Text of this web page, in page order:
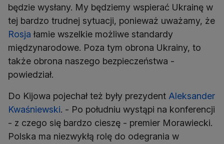
będzie wysłany. My będziemy wspierać Ukrainę w
tej bardzo trudnej sytuacji, ponieważ uważamy, że
Rosja łamie wszelkie możliwe standardy
międzynarodowe. Poza tym obrona Ukrainy, to
także obrona naszego bezpieczeństwa -
powiedział.
Do Kijowa pojechał też były prezydent Aleksander
Kwaśniewski. - Po południu wystąpi na konferencji
- z czego się bardzo cieszę - premier Morawiecki.
Polska ma niezwykłą rolę do odegrania w